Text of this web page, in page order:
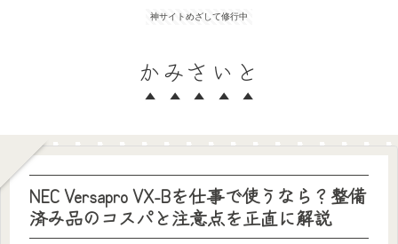
神サイトめざして修行中
かみさいと
NEC Versapro VX-Bを仕事で使うなら？整備
済み品のコスパと注意点を正直に解説